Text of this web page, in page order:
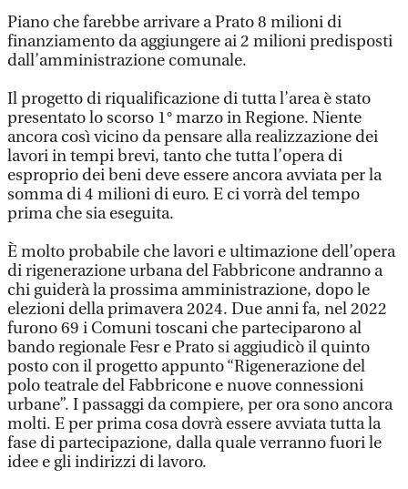
Piano che farebbe arrivare a Prato 8 milioni di
finanziamento da aggiungere ai 2 milioni predisposti
dall’amministrazione comunale.
Il progetto di riqualificazione di tutta l’area è stato
presentato lo scorso 1° marzo in Regione. Niente
ancora così vicino da pensare alla realizzazione dei
lavori in tempi brevi, tanto che tutta l’opera di
esproprio dei beni deve essere ancora avviata per la
somma di 4 milioni di euro. E ci vorrà del tempo
prima che sia eseguita.
È molto probabile che lavori e ultimazione dell’opera
di rigenerazione urbana del Fabbricone andranno a
chi guiderà la prossima amministrazione, dopo le
elezioni della primavera 2024. Due anni fa, nel 2022
furono 69 i Comuni toscani che parteciparono al
bando regionale Fesr e Prato si aggiudicò il quinto
posto con il progetto appunto “Rigenerazione del
polo teatrale del Fabbricone e nuove connessioni
urbane”. I passaggi da compiere, per ora sono ancora
molti. E per prima cosa dovrà essere avviata tutta la
fase di partecipazione, dalla quale verranno fuori le
idee e gli indirizzi di lavoro.